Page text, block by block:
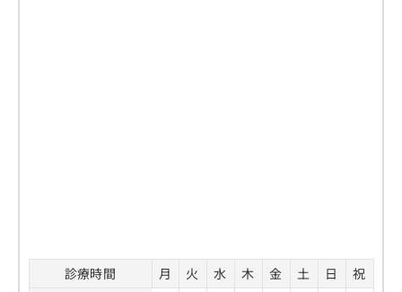
診療時間 月 火 水 木 金 土 日
祝